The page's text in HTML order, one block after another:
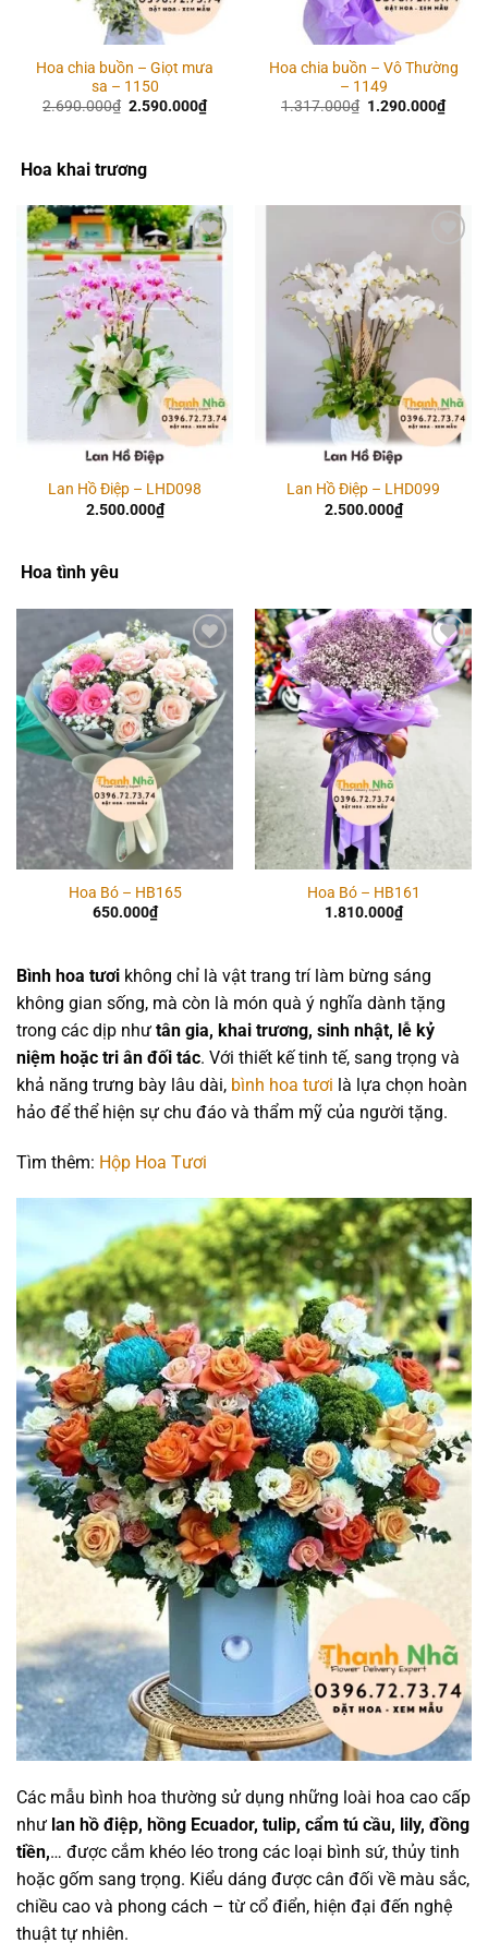
Hoa chia buồn – Giọt mưa
sa – 1150
2.690.000₫ Giá
2.590.000₫Giá
hiện
Hoa chia buồn – Vô Thường
– 1149
1.317.000₫ Giá
1.290.000₫Giá
hiện
Hoa khai trương
Add to
wishlist
Lan Hồ Điệp – LHD098
2.500.000₫
wishlist
Lan Hồ Điệp – LHD099
2.500.000₫
Hoa tình yêu
Add to
wishlist
Hoa Bó – HB165
650.000₫
Add to
wishlist
Hoa Bó – HB161
1.810.000₫
Bình hoa tươi không chỉ là vật trang trí làm bừng sáng
không gian sống, mà còn là món quà ý nghĩa dành tặng
trong các dịp như tân gia, khai trương, sinh nhật, lễ kỷ
niệm hoặc tri ân đối tác. Với thiết kế tinh tế, sang trọng và
khả năng trưng bày lâu dài, bình hoa tươi là lựa chọn hoàn
hảo để thể hiện sự chu đáo và thẩm mỹ của người tặng.
Tìm thêm: Hộp Hoa Tươi
Các mẫu bình hoa thường sử dụng những loài hoa cao cấp
như lan hồ điệp, hồng Ecuador, tulip, cẩm tú cầu, lily, đồng
tiền,… được cắm khéo léo trong các loại bình sứ, thủy tinh
hoặc gốm sang trọng. Kiểu dáng được cân đối về màu sắc,
chiều cao và phong cách – từ cổ điển, hiện đại đến nghệ
thuật tự nhiên.